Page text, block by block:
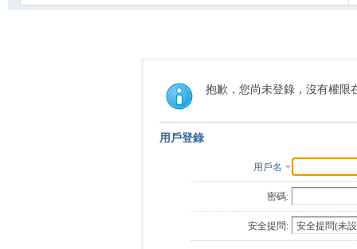
抱歉，您尚未登錄，沒有權限
用戶登錄
用戶名
密碼:
安全提問: